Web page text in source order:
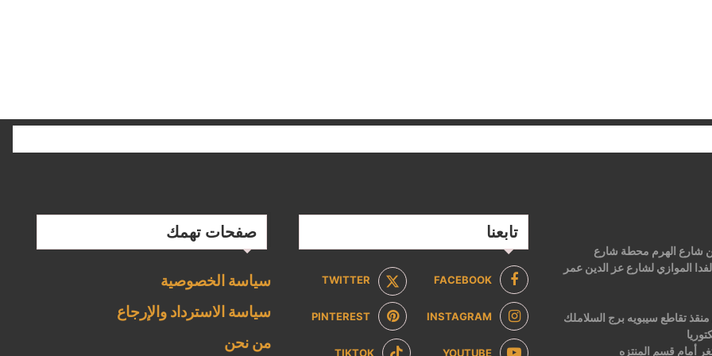
من شارع الهرم محطة شارع
الموازي لشارع عز الدين عمر
ش ابن منقذ تقاطع سيبويه برج السلاملك
أمام قسم المنتزه
تابعنا
FACEBOOK
TWITTER
INSTAGRAM
PINTEREST
YOUTUBE
TIKTOK
صفحات تهمك
سياسة الخصوصية
سياسة الاسترداد والإرجاع
من نحن